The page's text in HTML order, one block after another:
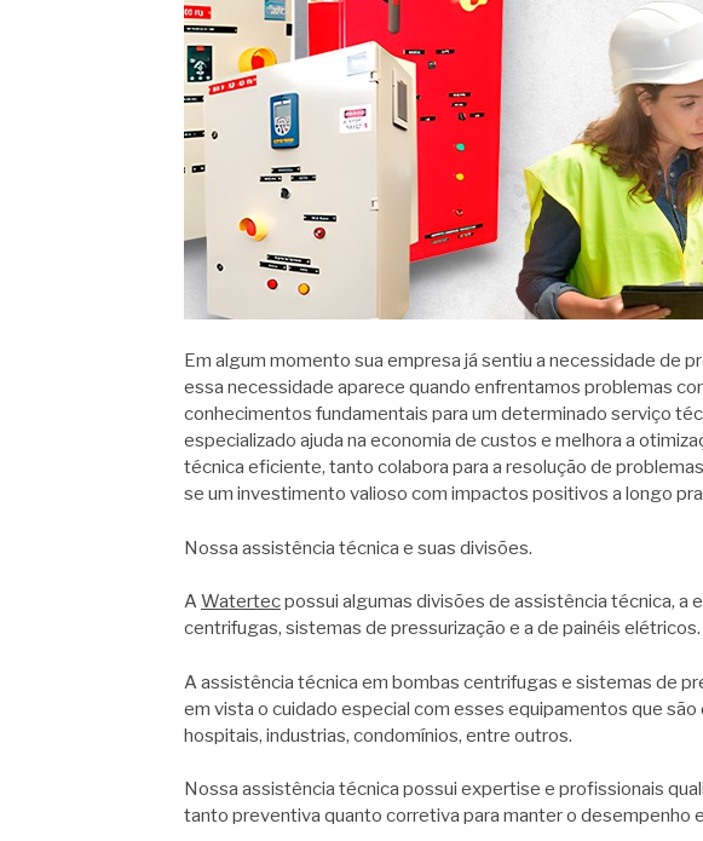
Em algum momento sua empresa já sentiu a necessidade de
essa necessidade aparece quando enfrentamos problemas
conhecimentos fundamentais para um determinado serviço
especializado ajuda na economia de custos e melhora a
técnica eficiente, tanto colabora para a resolução de
se um investimento valioso com impactos positivos a longo
Nossa assistência técnica e suas divisões.
AWatertecpossui algumas divisões de assistência técnica, a
centrifugas, sistemas de pressurização e a de painéis elétricos.
A assistência técnica em bombas centrifugas e sistemas de
em vista o cuidado especial com esses equipamentos que
hospitais, industrias, condomínios, entre outros.
Nossa assistência técnica possui expertise e profissionais
tanto preventiva quanto corretiva para manter o desempenho